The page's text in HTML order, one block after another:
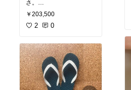
さ。
一世一代の買い物しちゃ
った〜😂
でも、本革でこのクオリ
今なら楽天証券ポイント
9.5倍バック！！！
これは買うしかない
￥203,500
2 0